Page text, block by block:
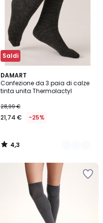
Saldi
DAMART
Confezione da 3 paia di calze
tinta unita Thermolactyl
28,99 €
21,74 € -25%
4,3
/ 5
2
Colori
4,3
/